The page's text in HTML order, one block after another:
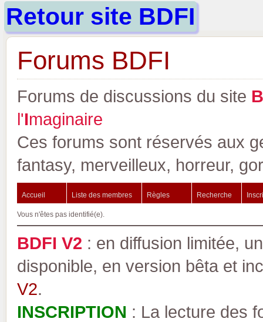
Retour site BDFI
Forums BDFI
Forums de discussions du site B
l'Imaginaire
Ces forums sont réservés aux
fantasy, merveilleux, horreur,
Accueil Liste des membres Règles Recherche
Vous n'êtes pas identifié(e).
BDFI V2 : en diffusion limitée,
disponible, en version bêta et
V2.
INSCRIPTION : La lecture des